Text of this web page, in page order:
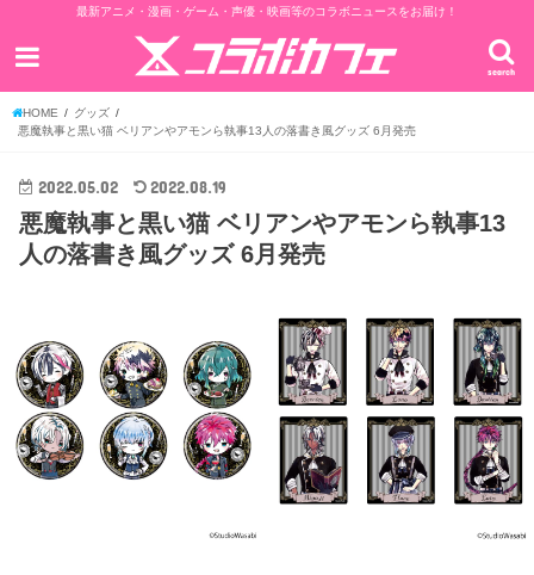
最新アニメ・漫画・ゲーム・声優・映画等のコラボニュースをお届け！
search
HOME
グッズ
悪魔執事と黒い猫 ベリアンやアモンら執事13人の落書き風グッズ 6月発売
2022.05.02 2022.08.19
悪魔執事と黒い猫 ベリアンやアモンら執事13
人の落書き風グッズ 6月発売